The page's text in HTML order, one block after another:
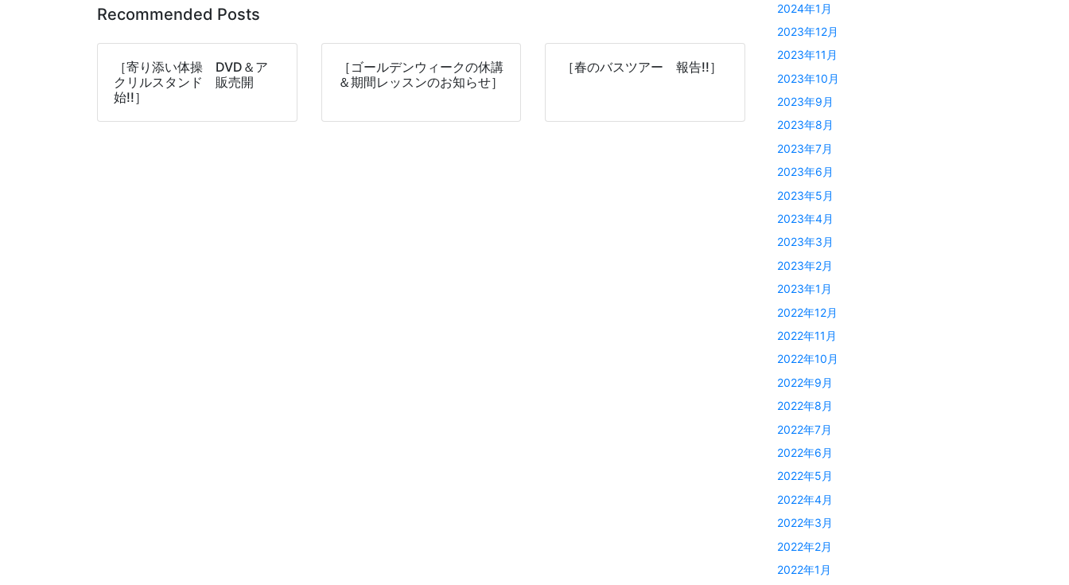
Recommended Posts
［寄り添い体操 DVD＆ア
クリルスタンド 販売開
始!!］
［ゴールデンウィークの休講
＆期間レッスンのお知らせ］
［春のバスツアー 報告!!］
2024年1月
2023年12月
2023年11月
2023年10月
2023年9月
2023年8月
2023年7月
2023年6月
2023年5月
2023年4月
2023年3月
2023年2月
2023年1月
2022年12月
2022年11月
2022年10月
2022年9月
2022年8月
2022年7月
2022年6月
2022年5月
2022年4月
2022年3月
2022年2月
2022年1月